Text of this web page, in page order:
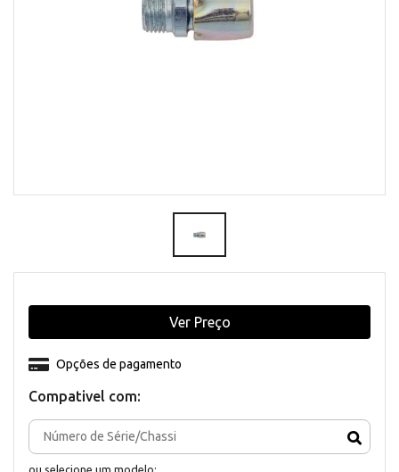
Compativel com:
ou selecione um modelo:
Opções de pagamento
Ver Preço